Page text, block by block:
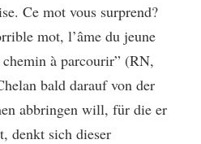
Ce mot vous surprend?
mot, l’âme du jeune
à parcourir” (RN,
bald darauf von der
abbringen will, für die er
denkt sich dieser